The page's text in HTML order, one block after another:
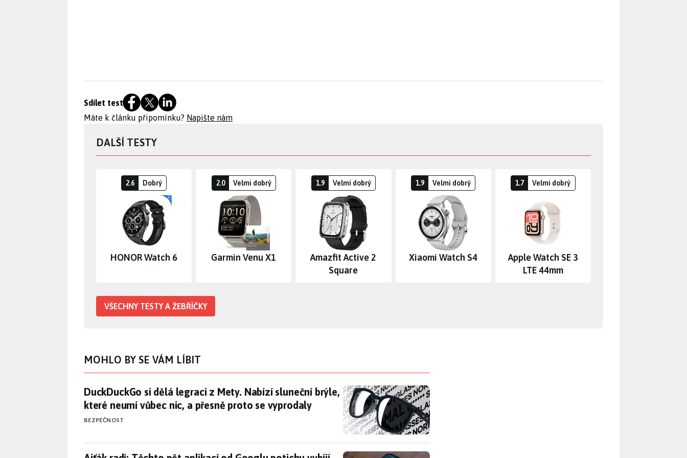
Sdílet test
Máte k článku připomínku? Napište nám
DALŠÍ TESTY
2.6 Dobrý
HONOR Watch 6
2.0 Velmi dobrý
Garmin Venu X1
1.9 Velmi dobrý
Amazfit Active 2
Square
1.9 Velmi dobrý
Xiaomi Watch S4
1.7 Velmi dobrý
Apple Watch SE 3
LTE 44mm
VŠECHNY TESTY A ŽEBŘÍČKY
MOHLO BY SE VÁM LÍBIT
DuckDuckGo si dělá legraci z Mety. Nabízí sluneční brýle, které neumí vůbec nic, a přesně proto se vyprodaly
DuckDuckGo si dělá legraci z Mety. Nabízí sluneční brýle,
které neumí vůbec nic, a přesně proto se vyprodaly
BEZPEČNOST